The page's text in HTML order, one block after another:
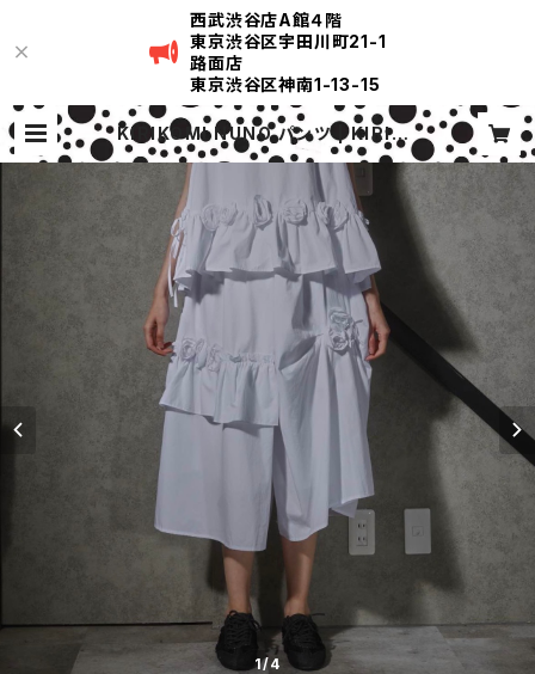
西武渋谷店A館４階
東京渋谷区宇田川町21-1
路面店
東京渋谷区神南1-13-15
KIRIKOMI NUNO パンツ | KIRIKO
MI
1/4